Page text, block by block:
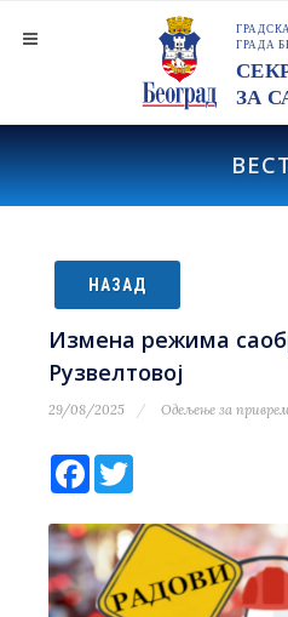
НАЗАД
Измена режима
Рузвелтовој
29/08/2025 Одељење за
Facebook